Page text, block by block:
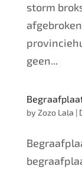
storm
geen...
by Zozo Lala |